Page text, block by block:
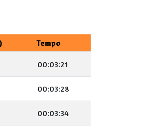
Tempo
00:03:21
00:03:28
00:03:34